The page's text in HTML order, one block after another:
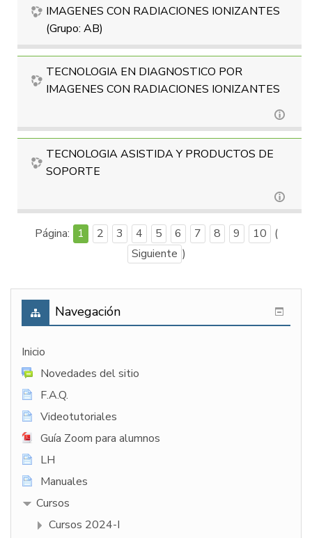
IMAGENES CON RADIACIONES IONIZANTES
(Grupo: AB)
TECNOLOGIA EN DIAGNOSTICO POR
IMAGENES CON RADIACIONES IONIZANTES
TECNOLOGIA ASISTIDA Y PRODUCTOS DE
SOPORTE
Página: 1 2 3 4 5 6 7 8 9 10 (
Siguiente )
Navegación
Inicio
Novedades del sitio
F.A.Q.
Videotutoriales
Guía Zoom para alumnos
LH
Manuales
Cursos
Cursos 2024-I